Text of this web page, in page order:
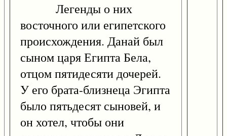
Легенды о них
восточного или египетского
происхождения. Данай был
сыном царя Египта Бела,
отцом пятидесяти дочерей.
У его брата-близнеца Эгипта
было пятьдесят сыновей, и
он хотел, чтобы они